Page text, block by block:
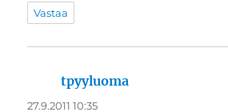
Vastaa
tpyyluoma
27.9.2011 10:35